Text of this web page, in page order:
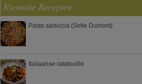
Nieuwste Recepten
Pasta salsiccia (Sofie Dumont)
Italiaanse ratatouille